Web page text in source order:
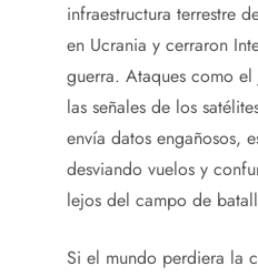
infraestructura terrestre
en Ucrania y cerraron
guerra. Ataques como
las señales de los
envía datos engañosos,
desviando vuelos y
lejos del campo de
Si el mundo perdiera la